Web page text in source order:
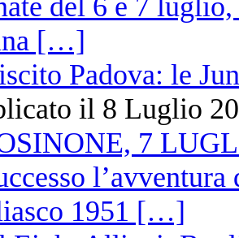
Padova: le
il 8 Luglio